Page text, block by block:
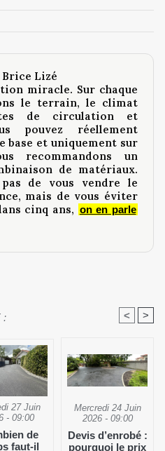
Brice Lizé
miracle. Sur chaque
le terrain, le climat
de circulation et
pouvez réellement
base et uniquement sur
recommandons un
de matériaux.
de vous vendre le
mais de vous éviter
cinq ans, on en parle
: < >
27 Juin
- 09:00
de
faut-il
Mercredi 24 Juin
2026 - 09:00
Devis d’enrobé :
pourquoi le prix